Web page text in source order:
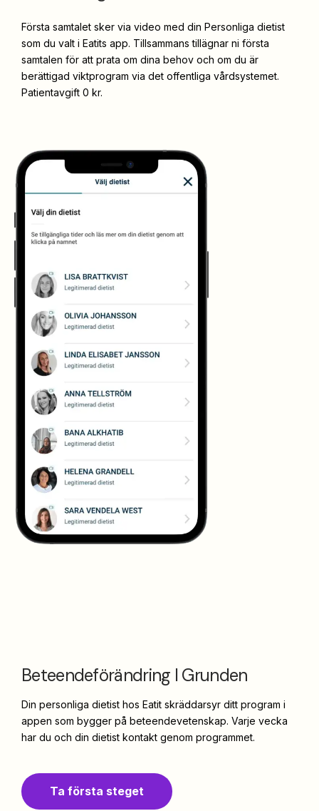
Första samtalet sker via video med din Personliga dietist
som du valt i Eatits app. Tillsammans tillägnar ni första
samtalen för att prata om dina behov och om du är
berättigad viktprogram via det offentliga vårdsystemet.
Patientavgift 0 kr.
Beteendeförändring I Grunden
Din personliga dietist hos Eatit skräddarsyr ditt program i
appen som bygger på beteendevetenskap. Varje vecka
har du och din dietist kontakt genom programmet.
Ta första steget